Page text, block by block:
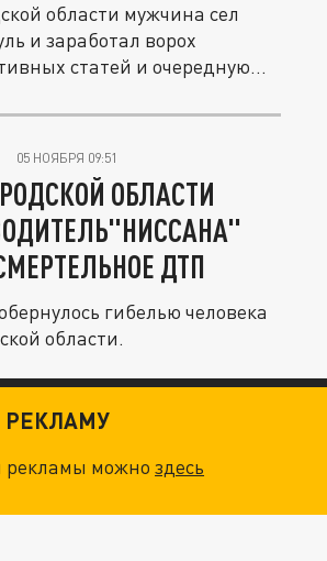
области мужчина сел
и заработал ворох
статей и очередную...
05 НОЯБРЯ 09:51
ОБЛАСТИ
ДТП
гибелью человека
области.
РЕКЛАМУ
рекламы можноздесь